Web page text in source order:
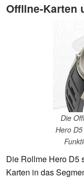
Offline-Karten
Die
Hero
Die Rollme Hero D5
Karten in das